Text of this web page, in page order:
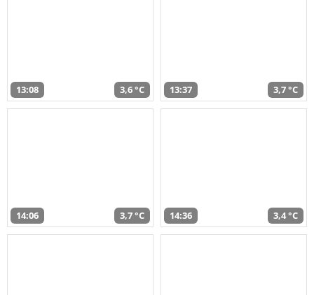
13:08 3,6 °C 13:37 3,7 °C
14:06 3,7 °C 14:36 3,4 °C